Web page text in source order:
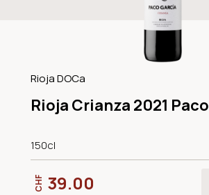
Rioja DOCa
Rioja Crianza 2021
150cl
CHF 39.00